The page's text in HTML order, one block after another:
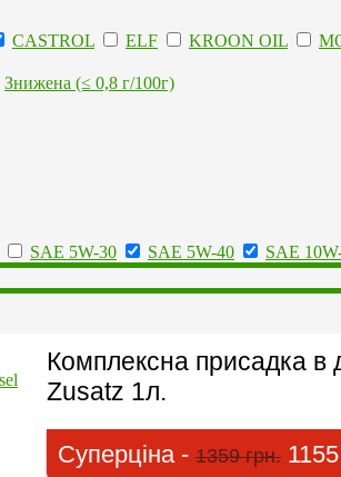
CASTROL ELF KROON OIL
Знижена (≤ 0,8 г/100г)
SAE 5W-30 SAE 5W-40 SAE
Комплексна присадка в
Zusatz 1л.
Суперціна - 1359 грн.